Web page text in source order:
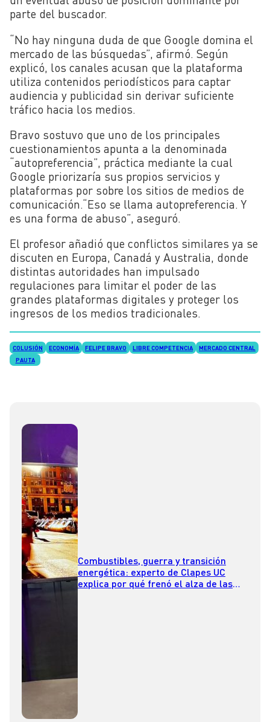
parte del buscador.
“No hay ninguna duda de que Google domina el
mercado de las búsquedas”, afirmó. Según
explicó, los canales acusan que la plataforma
utiliza contenidos periodísticos para captar
audiencia y publicidad sin derivar suficiente
tráfico hacia los medios.
Bravo sostuvo que uno de los principales
cuestionamientos apunta a la denominada
“autopreferencia”, práctica mediante la cual
Google priorizaría sus propios servicios y
plataformas por sobre los sitios de medios de
comunicación.“Eso se llama autopreferencia. Y
es una forma de abuso”, aseguró.
El profesor añadió que conflictos similares ya se
discuten en Europa, Canadá y Australia, donde
distintas autoridades han impulsado
regulaciones para limitar el poder de las
grandes plataformas digitales y proteger los
ingresos de los medios tradicionales.
COLUSIÓN ECONOMÍA FELIPE BRAVO LIBRE COMPETENCIA
MERCADO CENTRAL
PAUTA
Combustibles, guerra y transición
energética: experto de Clapes UC
explica por qué frenó el alza de las